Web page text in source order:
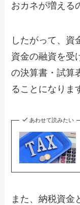
おカネが増える
したがって、資
資金の融資を受
の決算書・試算
ることになりま
あわせて読みたい
また、納税資金